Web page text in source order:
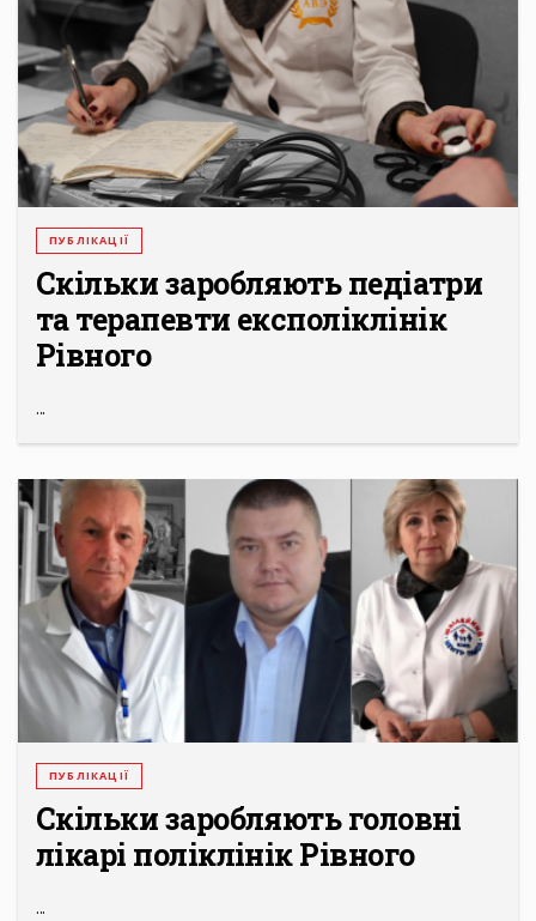
ПУБЛІКАЦІЇ
Скільки заробляють педіатри
та терапевти експоліклінік
Рівного
...
ПУБЛІКАЦІЇ
Скільки заробляють головні
лікарі поліклінік Рівного
...